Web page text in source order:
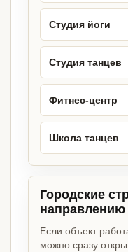
Студия йоги
Студия танцев
Фитнес-центр
Школа танцев
Городские
направлению
Если объект
можно сразу